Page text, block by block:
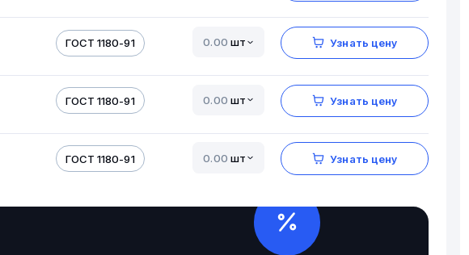
ГОСТ 1180-91 шт Узнать цену
ГОСТ 1180-91 шт Узнать цену
ГОСТ 1180-91 шт Узнать цену